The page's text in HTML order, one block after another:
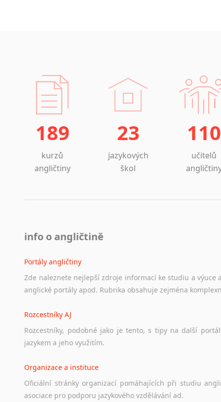
189
kurzů
angličtiny
23
jazykových
škol
110
učitelů
info o angličtině
Portály angličtiny
Zde naleznete nejlepší zdroje informací ke studiu a výuce
anglické portály apod. Rubrika obsahuje zejména
Rozcestníky AJ
Rozcestníky, podobné jako je tento, s tipy na další
jazykem a jeho využitím.
Organizace a instituce
Oficiální stránky organizací pomáhajících při studiu
asociace pro podporu jazykového vzdělávání ad.